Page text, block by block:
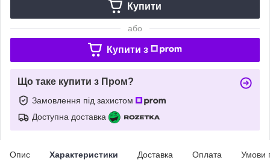
Купити
або
Купити з
Що таке купити з Пром?
Замовлення під захистом
Доступна доставка
Опис Характеристики Доставка Оплата Умови